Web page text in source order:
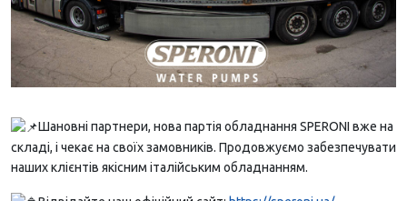
Шановні партнери, нова партія обладнання SPERONI вже на
складі, і чекає на своїх замовників. Продовжуємо забезпечувати
наших клієнтів якісним італійським обладнанням.